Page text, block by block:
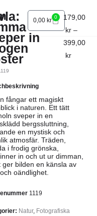
0,00 kr 0
in
179,00
kr –
399,00
kr
fångar ett magiskt
i naturen. Ett tätt
sveper in en
bergssluttning,
en mystisk och
atmosfär. Träden,
i frodig grönska,
in och ut ur dimman,
ger bilden en känsla av
oändlighet.
1119
Natur, Fotografiska